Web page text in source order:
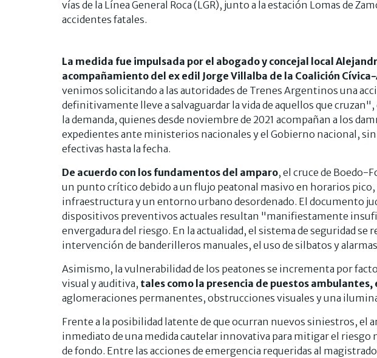
vías de la Línea General Roca (LGR), junto a la estación Lomas de
accidentes fatales.
La medida fue impulsada por el abogado y concejal local
acompañamiento del ex edil Jorge Villalba de la Coalición Cívica-
venimos solicitando a las autoridades de Trenes Argentinos una
definitivamente lleve a salvaguardar la vida de aquellos que
la demanda, quienes desde noviembre de 2021 acompañan a los
expedientes ante ministerios nacionales y el Gobierno nacional,
efectivas hasta la fecha.
De acuerdo con los fundamentos del amparo, el cruce de Boedo-
un punto crítico debido a un flujo peatonal masivo en horarios pico,
infraestructura y un entorno urbano desordenado. El documento
dispositivos preventivos actuales resultan "manifiestamente
envergadura del riesgo. En la actualidad, el sistema de seguridad se
intervención de banderilleros manuales, el uso de silbatos y
Asimismo, la vulnerabilidad de los peatones se incrementa por
visual y auditiva, tales como la presencia de puestos
aglomeraciones permanentes, obstrucciones visuales y una
Frente a la posibilidad latente de que ocurran nuevos siniestros, el
inmediato de una medida cautelar innovativa para mitigar el riesgo
de fondo. Entre las acciones de emergencia requeridas al